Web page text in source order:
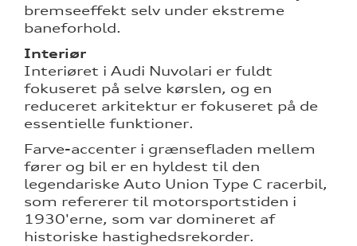
bremseeffekt selv under ekstreme
baneforhold.
Interiør
Interiøret i Audi Nuvolari er fuldt
fokuseret på selve kørslen, og en
reduceret arkitektur er fokuseret på de
essentielle funktioner.
Farve-accenter i grænsefladen mellem
fører og bil er en hyldest til den
legendariske Auto Union Type C racerbil,
som refererer til motorsportstiden i
1930'erne, som var domineret af
historiske hastighedsrekorder.